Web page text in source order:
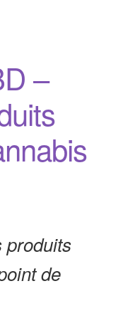
–
produits
de